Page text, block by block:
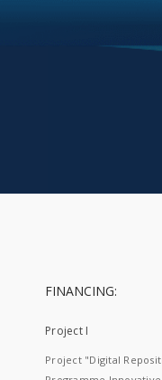
FINANCING:
Project I
Project "Digital